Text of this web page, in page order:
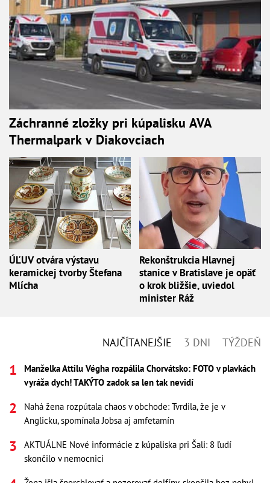
Záchranné zložky pri kúpalisku AVA
Thermalpark v Diakovciach
ÚĽUV otvára výstavu
keramickej tvorby Štefana
Mlícha
Rekonštrukcia Hlavnej
stanice v Bratislave je opäť
o krok bližšie, uviedol
minister Ráž
NAJČÍTANEJŠIE 3 DNI TÝŽDEŇ
Manželka Attilu Végha rozpálila Chorvátsko: FOTO v plavkách
vyráža dych! TAKÝTO zadok sa len tak nevidí
Nahá žena rozpútala chaos v obchode: Tvrdila, že je v
Anglicku, spomínala Jobsa aj amfetamín
AKTUÁLNE Nové informácie z kúpaliska pri Šali: 8 ľudí
skončilo v nemocnici